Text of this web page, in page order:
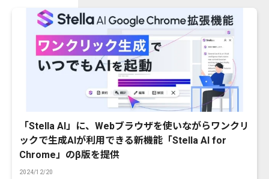
「Stella AI」に、Webブラウザを使いながらワンクリ
ックで生成AIが利用できる新機能「Stella AI for
Chrome」のβ版を提供
2024/12/20